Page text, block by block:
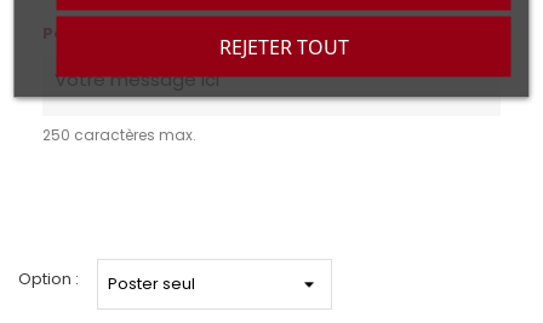
REJETER TOUT
Poids
250 caractères max.
Option :